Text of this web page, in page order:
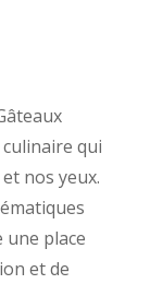
qui
nos yeux.
une place
et de